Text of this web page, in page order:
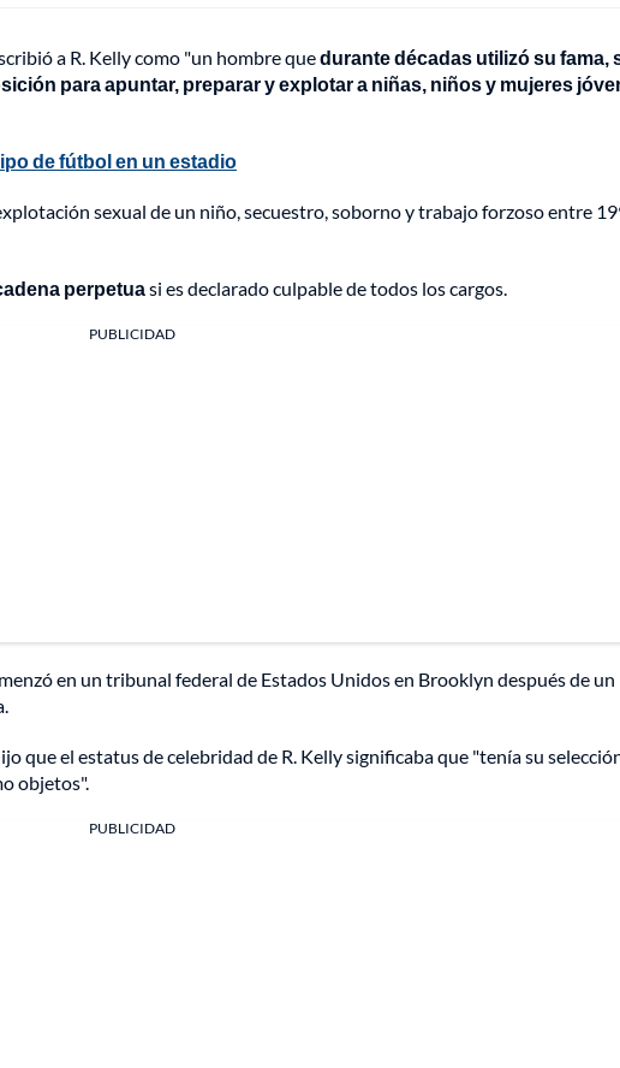
a R. Kelly como "un hombre quedurante décadas utilizó su fama,
para apuntar, preparar y explotar a niñas, niños y mujeres
de fútbol en un estadio
sexual de un niño, secuestro, soborno y trabajo forzoso entre
perpetuasi es declarado culpable de todos los cargos.
PUBLICIDAD
en un tribunal federal de Estados Unidos en Brooklyn después de un
que el estatus de celebridad de R. Kelly significaba que "tenía su
objetos".
PUBLICIDAD